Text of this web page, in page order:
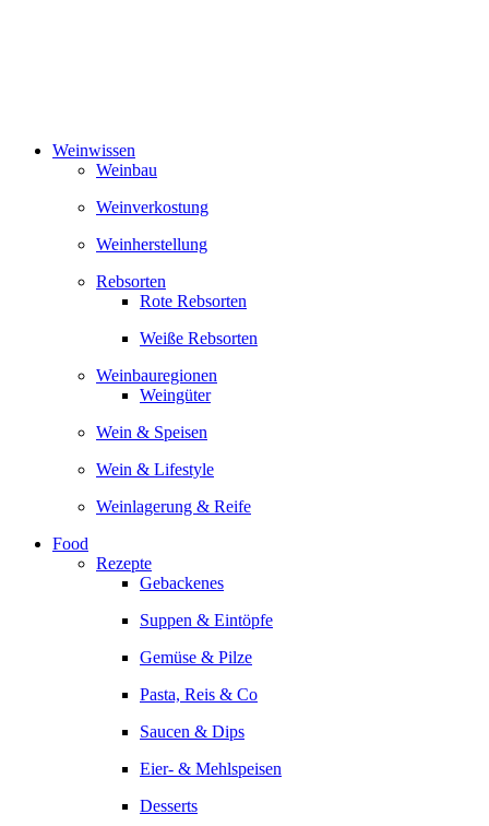
Weinwissen
Weinbau
Weinverkostung
Weinherstellung
Rebsorten
Rote Rebsorten
Weiße Rebsorten
Weinbauregionen
Weingüter
Wein & Speisen
Wein & Lifestyle
Weinlagerung & Reife
Food
Rezepte
Gebackenes
Suppen & Eintöpfe
Gemüse & Pilze
Pasta, Reis & Co
Saucen & Dips
Eier- & Mehlspeisen
Desserts